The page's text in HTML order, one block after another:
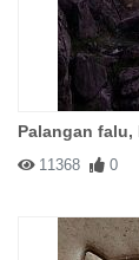
Palangan falu,
11368 0